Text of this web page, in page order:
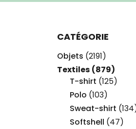
CATÉGORIE
Objets (2191)
Textiles (879)
T-shirt (125)
Polo (103)
Sweat-shirt
Softshell (47)